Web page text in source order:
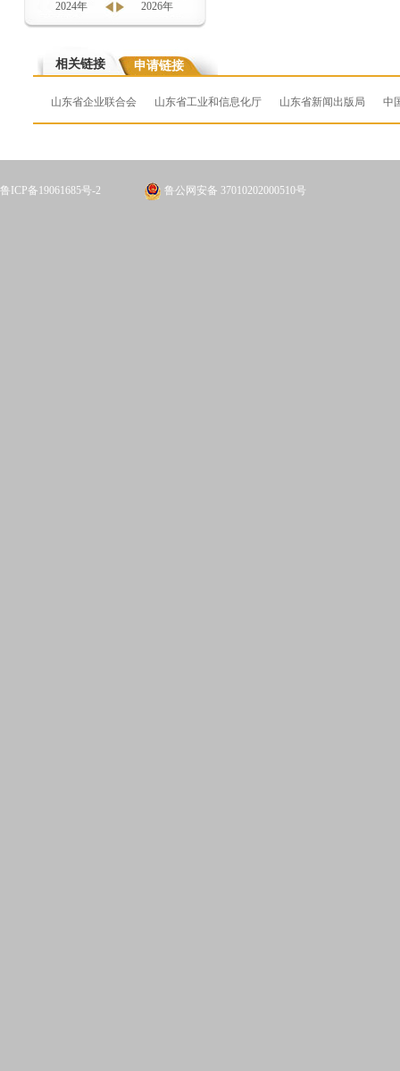
2024年 2026年
相关链接 申请链接
山东省企业联合会 山东省工业和信息化厅 山东省新闻出版局 中
鲁ICP备19061685号-2 鲁公网安备 37010202000510号